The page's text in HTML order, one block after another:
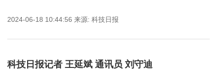
2024-06-18 10:44:56 来源: 科技日报
科技日报记者 王延斌 通讯员 刘守迪